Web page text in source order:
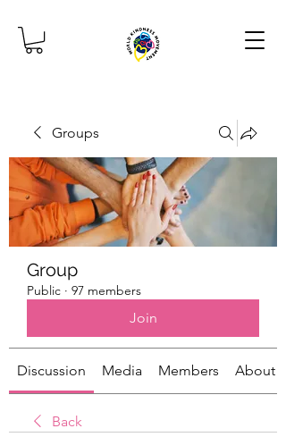
Groups
Group
Public · 97 members
Join
Discussion Media Members About
Back